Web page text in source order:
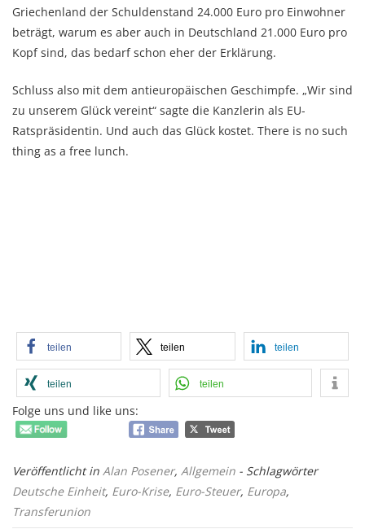
Griechenland der Schuldenstand 24.000 Euro pro Einwohner
beträgt, warum es aber auch in Deutschland 21.000 Euro pro
Kopf sind, das bedarf schon eher der Erklärung.
Schluss also mit dem antieuropäischen Geschimpfe. „Wir sind
zu unserem Glück vereint“ sagte die Kanzlerin als EU-
Ratspräsidentin. Und auch das Glück kostet. There is no such
thing as a free lunch.
teilen teilen teilen
teilen teilen
Folge uns und like uns:
Veröffentlicht in Alan Posener, Allgemein - Schlagwörter
Deutsche Einheit, Euro-Krise, Euro-Steuer, Europa,
Transferunion